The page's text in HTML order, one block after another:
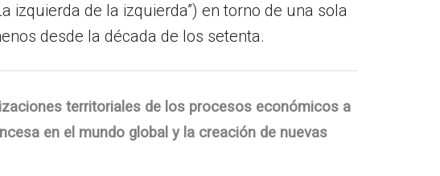
izquierda de la izquierda”) en torno de una sola
desde la década de los setenta.
territoriales de los procesos económicos a
en el mundo global y la creación de nuevas